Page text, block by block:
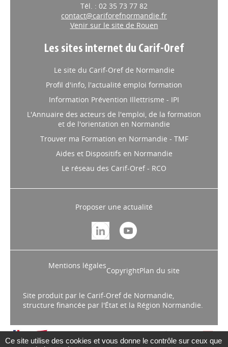
Tél. : 02 35 73 77 82
contact@cariforefnormandie.fr
Venir sur le site de Rouen
Les sites internet du Carif-Oref
Le site du Carif-Oref de Normandie
Profil d'info, l'actualité emploi formation
Information Prévention Illettrisme - IPI
L'Annuaire des acteurs de l'emploi, de la formation
et de l'orientation en Normandie
Trouver ma Formation en Normandie - TMF
Aides et Dispositifs en Normandie
Le réseau des Carif-Oref - RCO
Proposer une actualité
Mentions légales
CopyrightPlan du site
Site produit par le Carif-Oref de Normandie,
structure financée par l'État et la Région Normandie.
Ce site utilise des cookies et vous donne le contrôle sur ceux que